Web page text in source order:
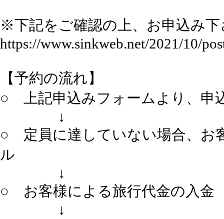
※下記をご確認の上、お申込み下
https://www.sinkweb.net/2021/10/
【予約の流れ】
○ 上記申込みフォームより、申
↓
○ 定員に達していない場合、お
ル
↓
○ お客様による旅行代金の入金
↓